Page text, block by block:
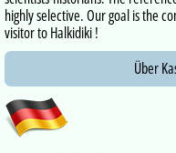
highly selective. Our goal is the
visitor to Halkidiki !
Über